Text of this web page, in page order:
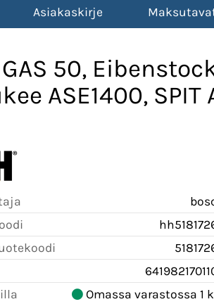
Asiakaskirje
50,
ASE1400, SPIT
Omassa varastossa 1